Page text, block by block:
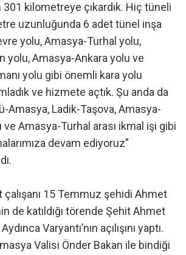
kilometreye çıkardık. Hiç tüneli
uzunluğunda 6 adet tünel inşa
yolu, Amasya-Turhal yolu,
yolu, Amasya-Ankara yolu ve
yolu gibi önemli kara yolu
ve hizmete açtık. Şu anda da
Amasya, Ladik-Taşova, Amasya-
ve Amasya-Turhal arası ikmal işi gibi
devam ediyoruz”
çalışanı 15 Temmuz şehidi Ahmet
de katıldığı törende Şehit Ahmet
Varyantı’nın açılışını yaptı.
Valisi Önder Bakan ile bindiği